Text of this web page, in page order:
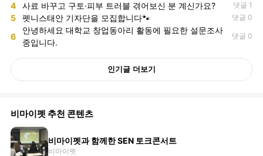
4 사료 바꾸고 구토·피부 트러블 겪어보신 분 계신가요? 댓글 1
5 펫니스태안 기자단을 모집합니다🐾 댓글 0
6
안녕하세요 대학교 창업동아리 활동에 필요한 설문조사
중입니다.
댓글 0
인기글 더보기
비마이펫 추천 콘텐츠
비마이펫과 함께한 SEN 토크콘서트
비마이펫